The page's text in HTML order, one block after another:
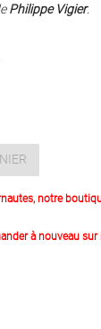
Philippe Vigier.
notre
à nouveau